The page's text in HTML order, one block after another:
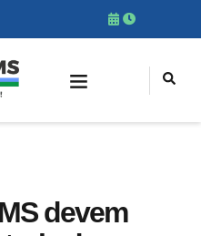
devem